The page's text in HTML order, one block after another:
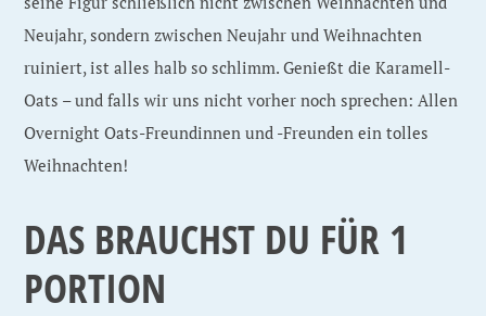
Neujahr, sondern zwischen Neujahr und Weihnachten
ruiniert, ist alles halb so schlimm. Genießt die Karamell-
Oats – und falls wir uns nicht vorher noch sprechen: Allen
Overnight Oats-Freundinnen und -Freunden ein tolles
Weihnachten!
DAS BRAUCHST DU FÜR 1
PORTION